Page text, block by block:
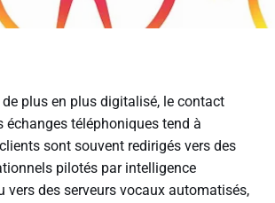
plus en plus digitalisé, le contact
échanges téléphoniques tend à
sont souvent redirigés vers des
pilotés par intelligence
vers des serveurs vocaux automatisés,